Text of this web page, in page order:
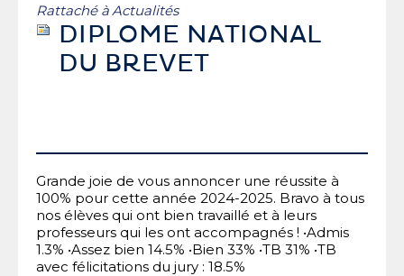
Rattaché à Actualités
DIPLOME NATIONAL
DU BREVET
Grande joie de vous annoncer une réussite à
100% pour cette année 2024-2025. Bravo à tous
nos élèves qui ont bien travaillé et à leurs
professeurs qui les ont accompagnés ! •Admis
1.3% •Assez bien 14.5% •Bien 33% •TB 31% •TB
avec félicitations du jury : 18.5%